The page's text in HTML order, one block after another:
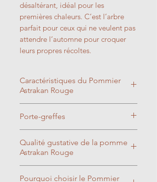
désaltérant, idéal pour les
premières chaleurs. C’est l’arbre
parfait pour ceux qui ne veulent pas
attendre l’automne pour croquer
leurs propres récoltes.
Caractéristiques du Pommier
Astrakan Rouge
Groupe de floraison
B (début de mi-saison). Sa
floraison est hâtive mais très
abondante.
Pollinisation: Variété auto-
stérile. Elle nécessite un
Porte-greffes
Greffé sur pommier M9:
Vigueur faible. Idéal pour
Qualité gustative de la pomme
Astrakan Rouge
Pourquoi choisir le Pommier